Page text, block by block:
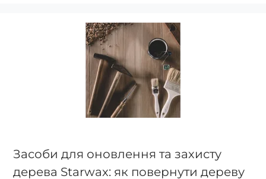
Засоби для оновлення та захисту
дерева Starwax: як повернути дереву